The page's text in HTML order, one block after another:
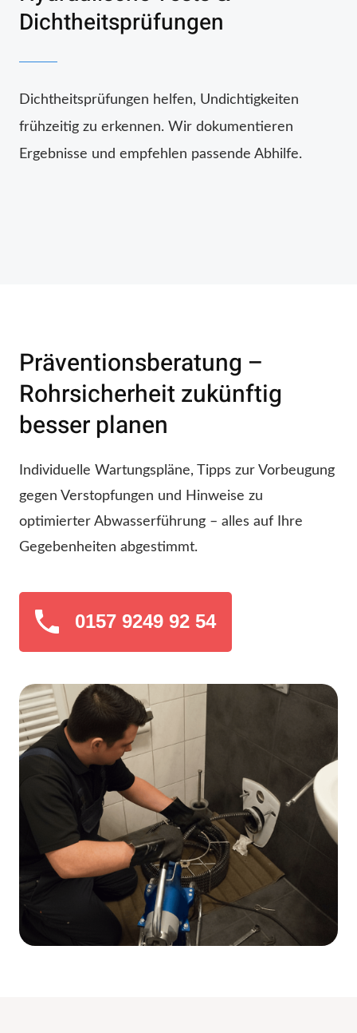
Dichtheitsprüfungen
Dichtheitsprüfungen helfen, Undichtigkeiten
frühzeitig zu erkennen. Wir dokumentieren
Ergebnisse und empfehlen passende Abhilfe.
Präventionsberatung –
Rohrsicherheit zukünftig
besser planen
Individuelle Wartungspläne, Tipps zur Vorbeugung
gegen Verstopfungen und Hinweise zu
optimierter Abwasserführung – alles auf Ihre
Gegebenheiten abgestimmt.
0157 9249 92 54